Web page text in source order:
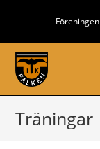
innehållet
Föreningen
Träningar